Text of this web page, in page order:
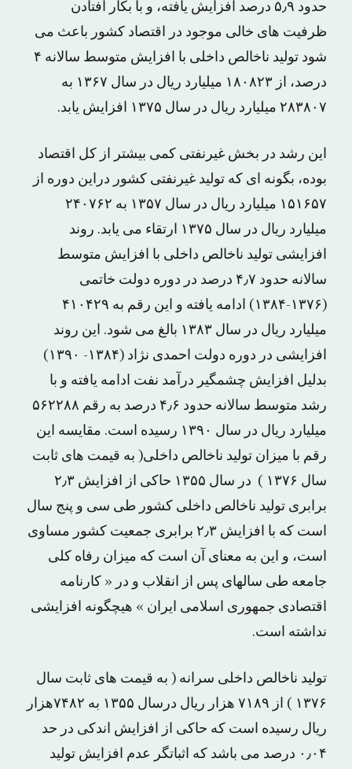
حدود ۵٫۹ درصد افزایش یافته، و با بکار افتادن
ظرفیت های خالی موجود در اقتصاد کشور باعث می
شود تولید ناخالص داخلی با افزایش متوسط سالانه ۴
درصد، از ۱۸۰۸۲۳ میلیارد ریال در سال ۱۳۶۷ به
۲۸۳۸۰۷ میلیارد ریال در سال ۱۳۷۵ افزایش یابد.
این رشد در بخش غیرنفتی کمی بیشتر از کل اقتصاد
بوده، بگونه ای که تولید غیرنفتی کشور دراین دوره از
۱۵۱۶۵۷ میلیارد ریال در سال ۱۳۵۷ به ۲۴۰۷۶۲
میلیارد ریال در سال ۱۳۷۵ ارتقاء می یابد. روند
افزایشی تولید ناخالص داخلی با افزایش متوسط
سالانه حدود ۴٫۷ درصد در دوره دولت خاتمی
(۱۳۷۶-۱۳۸۴) ادامه یافته و این رقم به ۴۱۰۴۲۹
میلیارد ریال در سال ۱۳۸۳ بالغ می شود. این روند
افزایشی در دوره دولت احمدی نژاد (۱۳۸۴- ۱۳۹۰)
بدلیل افزایش چشمگیر درآمد نفت ادامه یافته و با
رشد متوسط سالانه حدود ۴٫۶ درصد به رقم ۵۶۲۲۸۸
میلیارد ریال در سال ۱۳۹۰ رسیده است. مقایسه این
رقم با میزان تولید ناخالص داخلی( به قیمت های ثابت
سال ۱۳۷۶ ) در سال ۱۳۵۵ حاکی از افزایش ۲٫۳
برابری تولید ناخالص داخلی کشور طی سی و پنج سال
است که با افزایش ۲٫۳ برابری جمعیت کشور مساوی
است، و این به معنای آن است که میزان رفاه کلی
جامعه طی سالهای پس از انقلاب و در « کارنامه
اقتصادی جمهوری اسلامی ایران » هیچگونه افزایشی
نداشته است.
تولید ناخالص داخلی سرانه ( به قیمت های ثابت سال
۱۳۷۶ ) از ۷۱۸۹ هزار ریال درسال ۱۳۵۵ به ۷۴۸۲هزار
ریال رسیده است که حاکی از افزایش اندکی در حد
۰٫۰۴ درصد می باشد که اثباتگر عدم افزایش تولید